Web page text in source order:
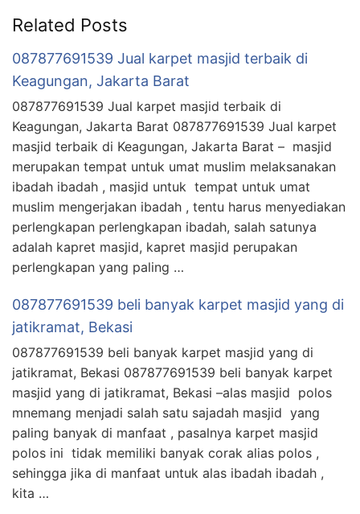
Related Posts
087877691539 Jual karpet masjid terbaik di
Keagungan, Jakarta Barat
087877691539 Jual karpet masjid terbaik di
Keagungan, Jakarta Barat 087877691539 Jual karpet
masjid terbaik di Keagungan, Jakarta Barat – masjid
merupakan tempat untuk umat muslim melaksanakan
ibadah ibadah , masjid untuk tempat untuk umat
muslim mengerjakan ibadah , tentu harus menyediakan
perlengkapan perlengkapan ibadah, salah satunya
adalah kapret masjid, kapret masjid perupakan
perlengkapan yang paling …
087877691539 beli banyak karpet masjid yang di
jatikramat, Bekasi
087877691539 beli banyak karpet masjid yang di
jatikramat, Bekasi 087877691539 beli banyak karpet
masjid yang di jatikramat, Bekasi –alas masjid polos
mnemang menjadi salah satu sajadah masjid yang
paling banyak di manfaat , pasalnya karpet masjid
polos ini tidak memiliki banyak corak alias polos ,
sehingga jika di manfaat untuk alas ibadah ibadah ,
kita …